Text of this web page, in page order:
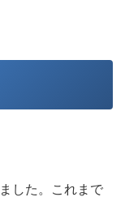
した。これまで